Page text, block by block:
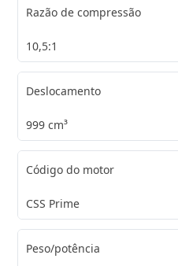
Razão de compressão
10,5:1
Deslocamento
999 cm³
Código do motor
CSS Prime
Peso/potência